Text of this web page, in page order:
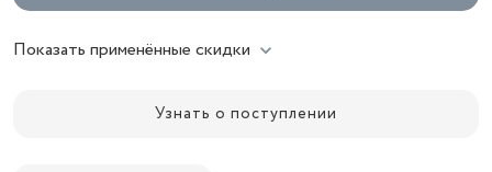
Показать применённые скидки
Узнать о поступлении